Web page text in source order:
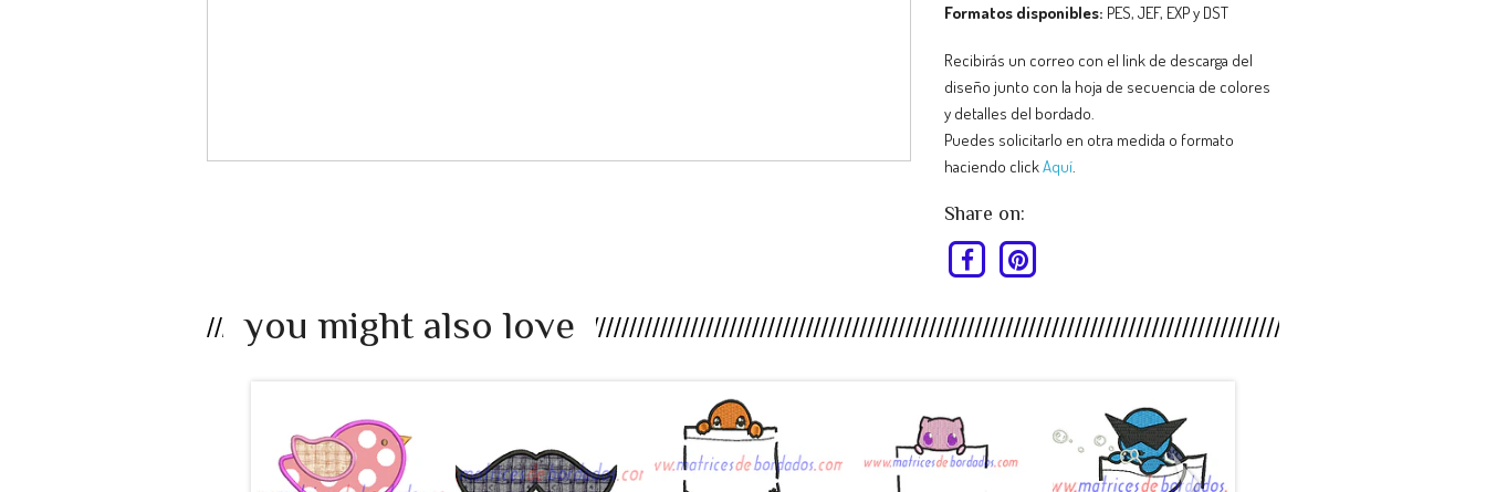
Formatos disponibles: PES, JEF, EXP y DST
Recibirás un correo con el link de descarga del
diseño junto con la hoja de secuencia de colores
y detalles del bordado.
Puedes solicitarlo en otra medida o formato
haciendo clickAquí.
Share on:
you might also love
LB25EF - Ave
apli...
bigote a...
RT47AS -
Pokemon ...
KJ34UL -
Pokemon ...
HY88SB -
Pokemon ...